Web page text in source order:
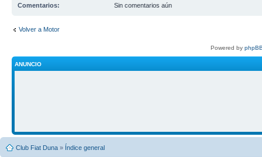
Comentarios: Sin comentarios aún
Volver a Motor
Powered by
ANUNCIO
Club Fiat Duna » Índice general